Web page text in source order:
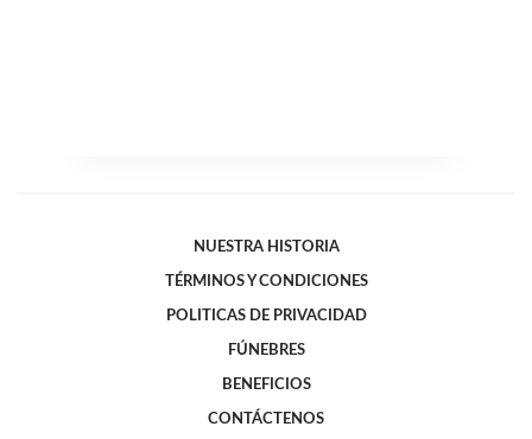
NUESTRA HISTORIA
TÉRMINOS Y CONDICIONES
POLITICAS DE PRIVACIDAD
FÚNEBRES
BENEFICIOS
CONTÁCTENOS